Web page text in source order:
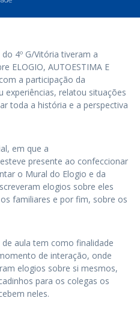
4º G/Vitória tiveram a
ELOGIO, AUTOESTIMA E
a participação da
experiências, relatou situações
toda a história e a perspectiva
em que a
presente ao confeccionar
o Mural do Elogio e da
elogios sobre eles
familiares e por fim, sobre os
aula tem como finalidade
de interação, onde
elogios sobre si mesmos,
para os colegas os
neles.